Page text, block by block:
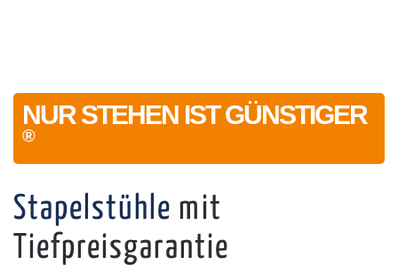
NUR STEHEN IST GÜNSTIGER
®
Stapelstühle mit
Tiefpreisgarantie